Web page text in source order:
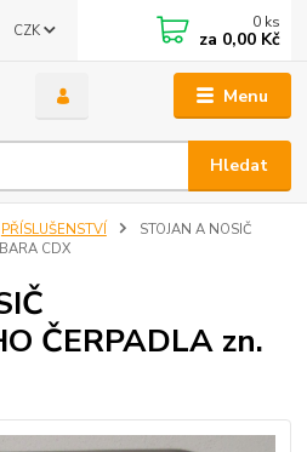
Menu
CZK
Hledat
0 ks
za 0,00 Kč
PŘÍSLUŠENSTVÍ
STOJAN A NOSIČ
CDX
ČERPADLA zn.